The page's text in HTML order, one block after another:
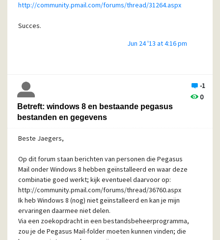
http://community.pmail.com/forums/thread/31264.aspx
Succes.
Jun 24 '13 at 4:16 pm
-1
0
Betreft: windows 8 en bestaande pegasus
bestanden en gegevens
Beste Jaegers,
Op dit forum staan berichten van personen die Pegasus
Mail onder Windows 8 hebben geïnstalleerd en waar deze
combinatie goed werkt; kijk eventueel daarvoor op:
http://community.pmail.com/forums/thread/36760.aspx
Ik heb Windows 8 (nog) niet geïnstalleerd en kan je mijn
ervaringen daarmee niet delen.
Via een zoekopdracht in een bestandsbeheerprogramma,
zou je de Pegasus Mail-folder moeten kunnen vinden; die